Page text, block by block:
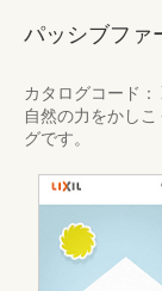
パッシブファ
カタログコード
自然の力をかし
グです。